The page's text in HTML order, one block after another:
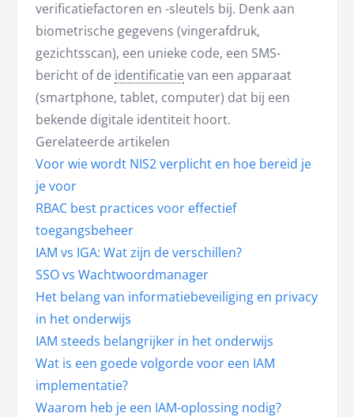
verificatiefactoren en -sleutels bij. Denk aan
biometrische gegevens (vingerafdruk,
gezichtsscan), een unieke code, een SMS-
bericht of de identificatie van een apparaat
(smartphone, tablet, computer) dat bij een
bekende digitale identiteit hoort.
Gerelateerde artikelen
Voor wie wordt NIS2 verplicht en hoe bereid je
je voor
RBAC best practices voor effectief
toegangsbeheer
IAM vs IGA: Wat zijn de verschillen?
SSO vs Wachtwoordmanager
Het belang van informatiebeveiliging en privacy
in het onderwijs
IAM steeds belangrijker in het onderwijs
Wat is een goede volgorde voor een IAM
implementatie?
Waarom heb je een IAM-oplossing nodig?